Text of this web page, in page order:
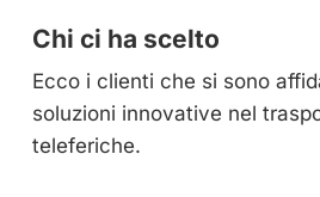
Chi ci ha scelto
Ecco i clienti che si sono
soluzioni innovative nel
teleferiche.